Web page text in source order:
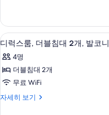
모
두
보
기
보
기
2
개,
발
코
니,
베
이
더
블
침
대
2
개,
코
니,
베
디
럭
스
룸,
블
7
디럭스룸, 더블침대 2개, 발코니
4명
더블침대 2개
무료 WiFi
자세히 보기
디